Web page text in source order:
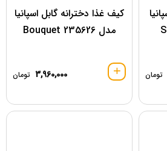
تومان
کیف غذا دخترانه گابل اسپانیا
مدل 235626 Bouquet
3,960,000 تومان